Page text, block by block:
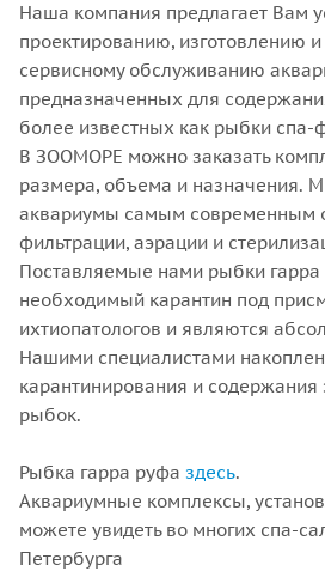
Наша компания предлагает Вам
проектированию, изготовлению
сервисному обслуживанию
предназначенных для
более известных как рыбки спа-
В ЗООМОРЕ можно заказать
размера, объема и назначения.
аквариумы самым современным
фильтрации, аэрации и
Поставляемые нами рыбки гарра
необходимый карантин под
ихтиопатологов и являются
Нашими специалистами
карантинирования и содержания
рыбок.
Рыбка гарра руфа здесь.
Аквариумные комплексы,
можете увидеть во многих спа-
Петербурга